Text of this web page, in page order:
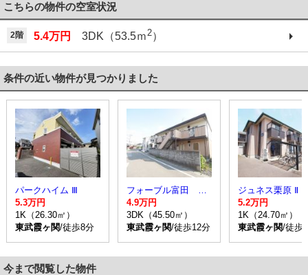
こちらの物件の空室状況
2階 5.4万円 3DK（53.5ｍ2）
条件の近い物件が見つかりました
パークハイム Ⅲ
5.3万円
1K（26.30㎡）
東武霞ヶ関/徒歩8分
4.9万円
3DK（45.50㎡）
東武霞ヶ関/徒歩12分
ジュネス栗原 Ⅱ
5.2万円
1K（24.70㎡）
東武霞ヶ関/徒歩
今まで閲覧した物件